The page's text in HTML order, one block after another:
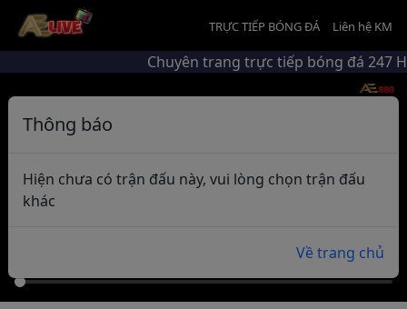
TRỰC TIẾP BÓNG ĐÁ Liên hệ KM
Chuyên trang trực tiếp bóng đá 247
Thông báo
Hiện chưa có trận đấu này, vui lòng chọn trận đấu
khác
Về trang chủ